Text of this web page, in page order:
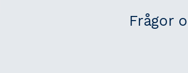
Frågor